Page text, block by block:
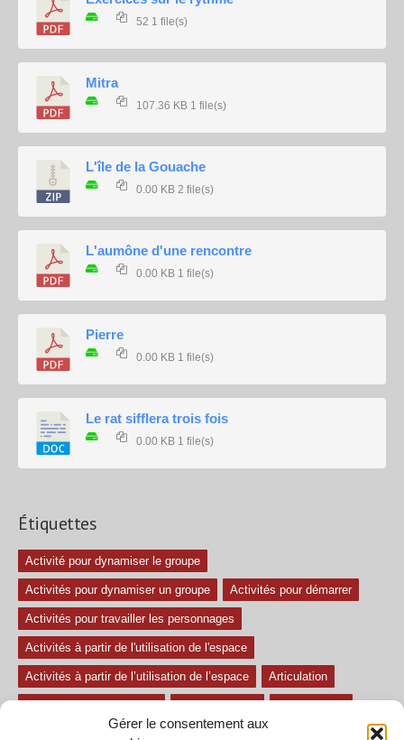
Gérer le consentement aux
52 1 file(s)
Mitra
107.36 KB 1 file(s)
L'île de la Gouache
0.00 KB 2 file(s)
L'aumône d'une rencontre
0.00 KB 1 file(s)
Pierre
0.00 KB 1 file(s)
Le rat sifflera trois fois
0.00 KB 1 file(s)
Étiquettes
Activité pour dynamiser le groupe
Activités pour dynamiser un groupe Activités pour démarrer
Activités pour travailler les personnages
Activités à partir de l'utilisation de l'espace
Activités à partir de l’utilisation de l’espace Articulation
Exercices difficiles